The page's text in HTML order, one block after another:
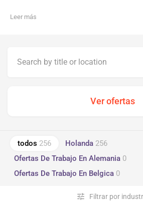
Leer más
todos 256 Holanda 256
Ofertas De Trabajo En Alemania 0
Ofertas De Trabajo En Belgica 0
Filtrar por
tune